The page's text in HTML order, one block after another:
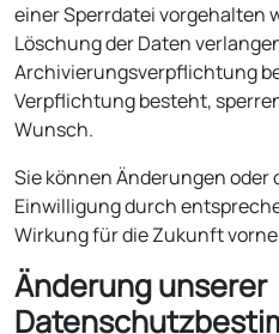
einer Sperrdatei vorgehalten
Löschung der Daten
Archivierungsverpflichtung
Verpflichtung besteht,
Wunsch.
Sie können Änderungen oder
Einwilligung durch
Wirkung für die Zukunft
Änderung unserer